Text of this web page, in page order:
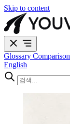
Skip to content
Glossary Comparison
English